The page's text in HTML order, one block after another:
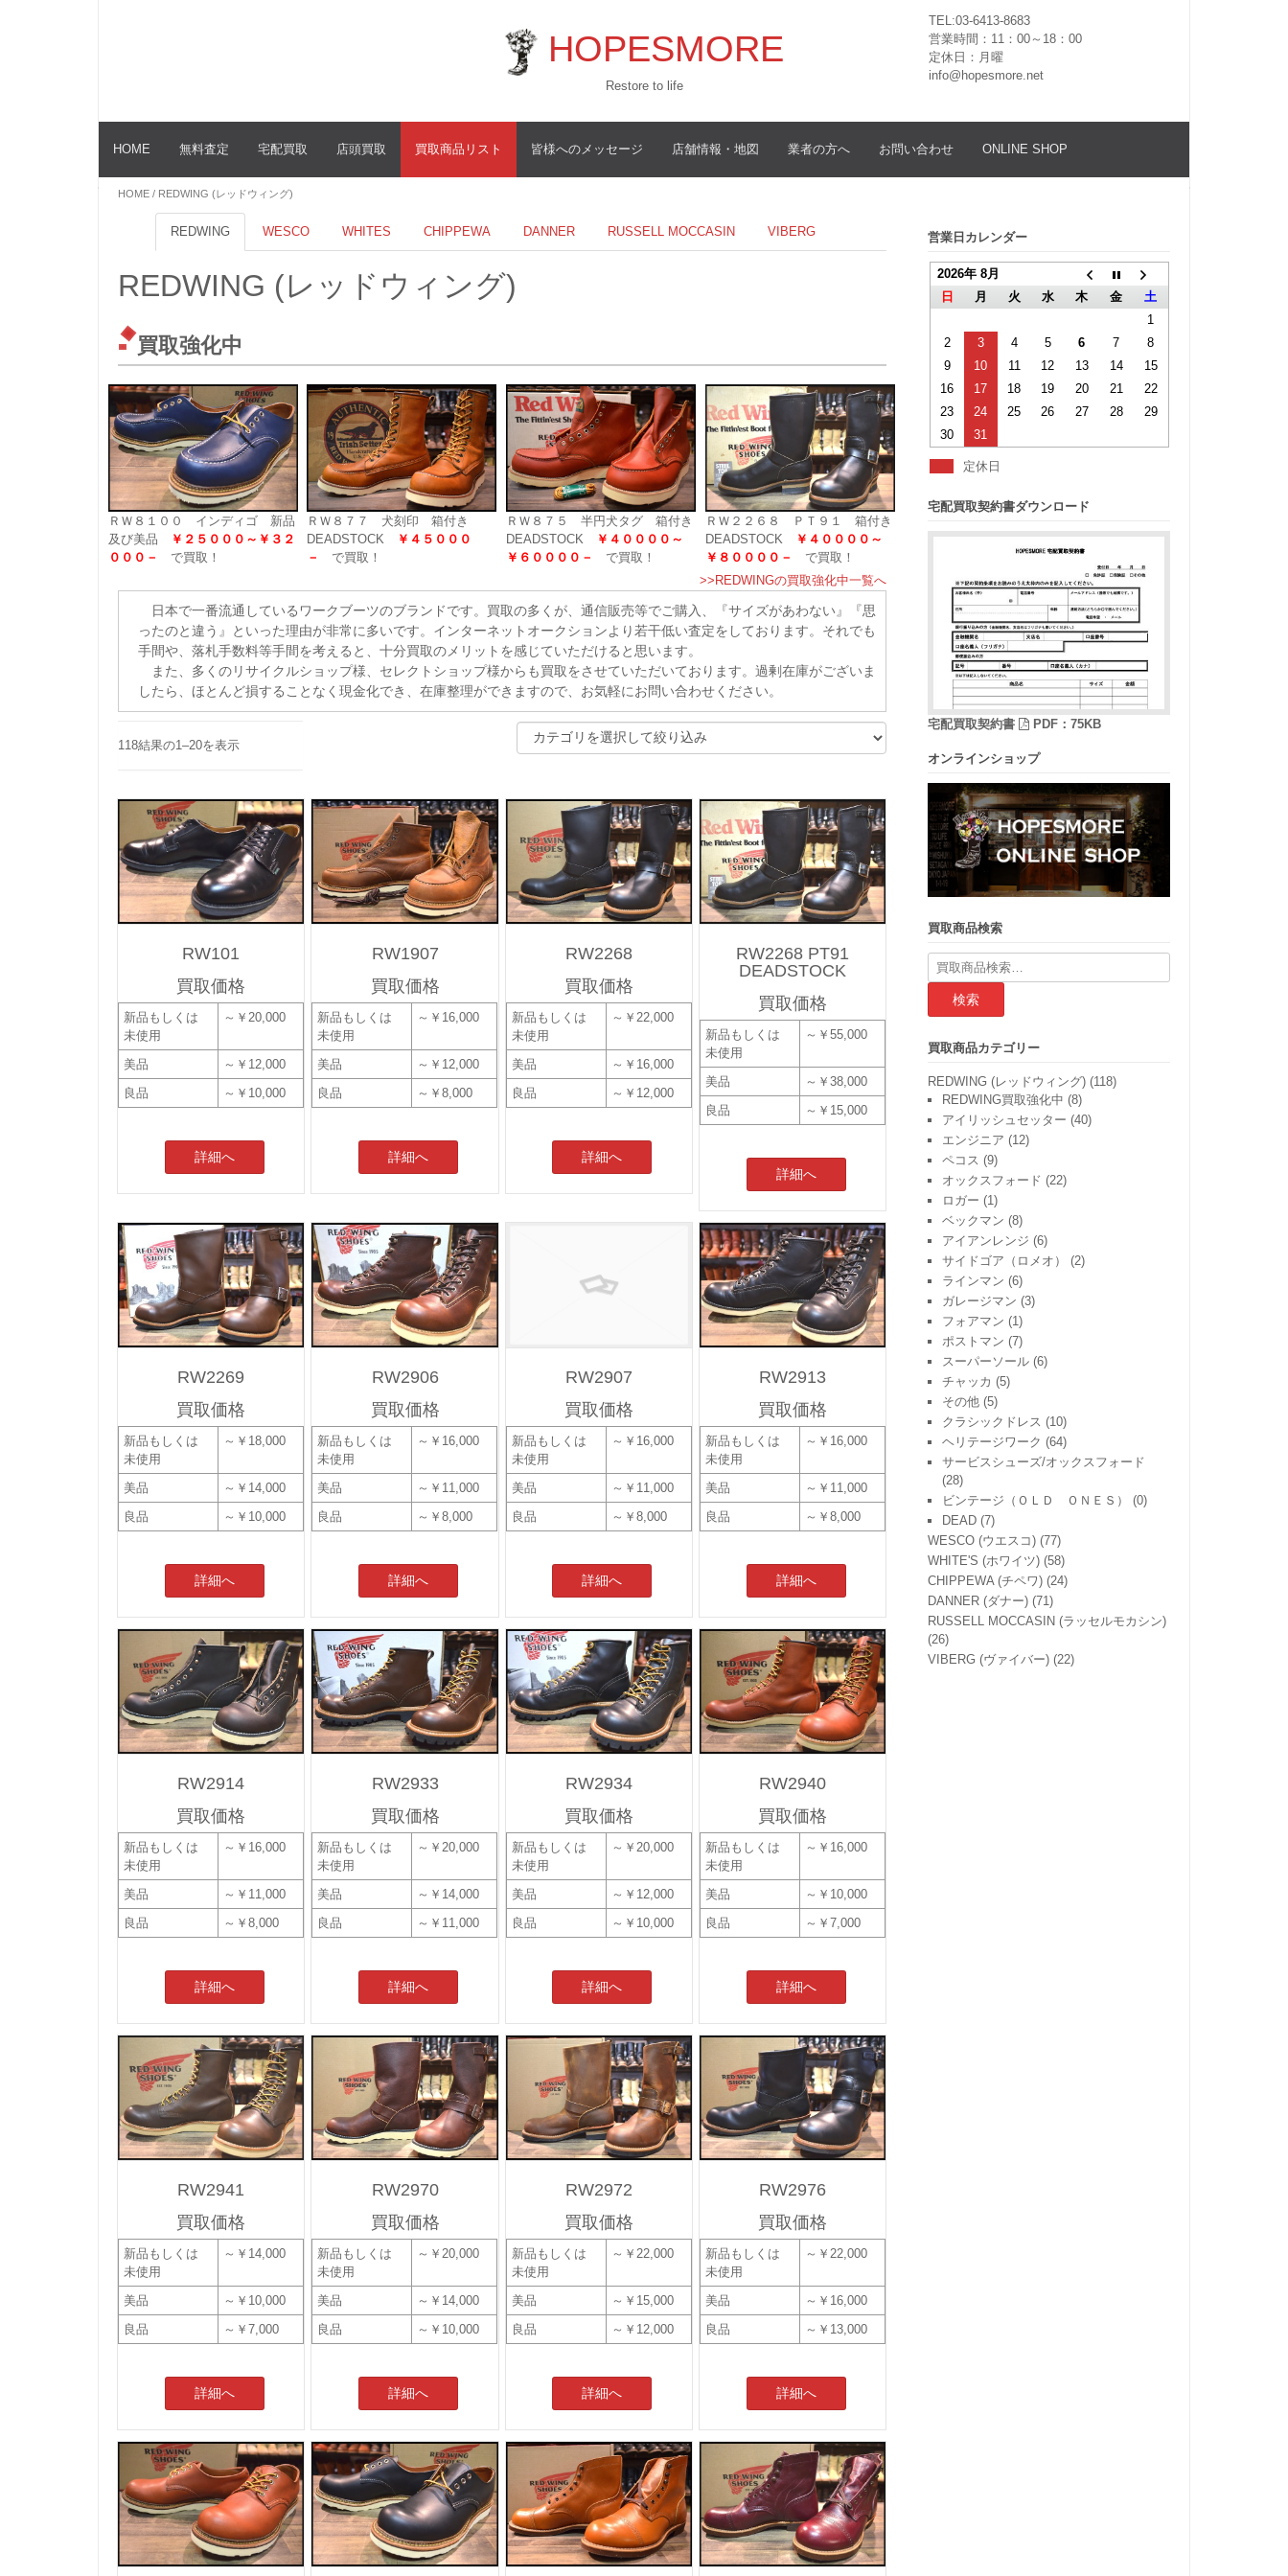
TEL:03-6413-8683
営業時間：11：00～18：00
定休日：月曜
info@hopesmore.net
HOPESMORE
Restore to life
HOME 無料査定 宅配買取 店頭買取 買取商品リスト 皆様へのメッセージ 店舗情報・地図 業者の方へ お問い合わせ ONLINE SHOP
HOME / REDWING (レッドウィング)
REDWING WESCO WHITES CHIPPEWA DANNER RUSSELL MOCCASIN VIBERG
REDWING (レッドウィング)
買取強化中
ＲＷ８１００ インディゴ 新品
及び美品
￥２５０００～￥３２
０００－
で買取！
ＲＷ８７７ 犬刻印 箱付き
DEADSTOCK
￥４５０００
－
で買取！
ＲＷ８７５ 半円犬タグ 箱付き
DEADSTOCK
￥４００００～
￥６００００－
で買取！
ＲＷ２２６８ ＰＴ９１ 箱付き
DEADSTOCK
￥４００００～
￥８００００－
で買取！
>>REDWINGの買取強化中一覧へ
日本で一番流通しているワークブーツのブランドです。買取の多くが、通信販売等でご購入、『サイズがあわない』『思
ったのと違う』といった理由が非常に多いです。インターネットオークションより若干低い査定をしております。それでも
手間や、落札手数料等手間を考えると、十分買取のメリットを感じていただけると思います。
また、多くのリサイクルショップ様、セレクトショップ様からも買取をさせていただいております。過剰在庫がございま
したら、ほとんど損することなく現金化でき、在庫整理ができますので、お気軽にお問い合わせください。
118結果の1–20を表示
RW101
買取価格
新品もしくは
未使用
～￥20,000
美品
～￥12,000
良品
～￥10,000
詳細へ
RW1907
買取価格
新品もしくは
未使用
～￥16,000
美品
～￥12,000
良品
～￥8,000
詳細へ
RW2268
買取価格
新品もしくは
未使用
～￥22,000
美品
～￥16,000
良品
～￥12,000
詳細へ
RW2268 PT91
DEADSTOCK
買取価格
新品もしくは
未使用
～￥55,000
美品
～￥38,000
良品
～￥15,000
詳細へ
RW2269
買取価格
新品もしくは
未使用
～￥18,000
美品
～￥14,000
良品
～￥10,000
詳細へ
RW2906
買取価格
新品もしくは
未使用
～￥16,000
美品
～￥11,000
良品
～￥8,000
詳細へ
RW2907
買取価格
新品もしくは
未使用
～￥16,000
美品
～￥11,000
良品
～￥8,000
詳細へ
RW2913
買取価格
新品もしくは
未使用
～￥16,000
美品
～￥11,000
良品
～￥8,000
詳細へ
RW2914
買取価格
新品もしくは
未使用
～￥16,000
美品
～￥11,000
良品
～￥8,000
詳細へ
RW2933
買取価格
新品もしくは
未使用
～￥20,000
美品
～￥14,000
良品
～￥11,000
詳細へ
RW2934
買取価格
新品もしくは
未使用
～￥20,000
美品
～￥12,000
良品
～￥10,000
詳細へ
RW2940
買取価格
新品もしくは
未使用
～￥16,000
美品
～￥10,000
良品
～￥7,000
詳細へ
RW2941
買取価格
新品もしくは
未使用
～￥14,000
美品
～￥10,000
良品
～￥7,000
詳細へ
RW2970
買取価格
新品もしくは
未使用
～￥20,000
美品
～￥14,000
良品
～￥10,000
詳細へ
RW2972
買取価格
新品もしくは
未使用
～￥22,000
美品
～￥15,000
良品
～￥12,000
詳細へ
RW2976
買取価格
新品もしくは
未使用
～￥22,000
美品
～￥16,000
良品
～￥13,000
詳細へ
営業日カレンダー
2026年 8月
日
月 火 水 木 金
土
1
2
3 4 5 6 7
8
9
10 11 12 13 14
15
16
17 18 19 20 21
22
23
24 25 26 27 28
29
30
31
定休日
宅配買取契約書ダウンロード
宅配買取契約書 PDF：75KB
オンラインショップ
買取商品検索
検
索
果:
買取商品カテゴリー
REDWING (レッドウィング) (118)
REDWING買取強化中 (8)
アイリッシュセッター (40)
エンジニア (12)
ペコス (9)
オックスフォード (22)
ロガー (1)
ベックマン (8)
アイアンレンジ (6)
サイドゴア（ロメオ）
(2)
ラインマン (6)
ガレージマン (3)
フォアマン (1)
ポストマン (7)
スーパーソール (6)
チャッカ (5)
その他 (5)
クラシックドレス (10)
ヘリテージワーク (64)
サービスシューズ/オックスフォード
(28)
ビンテージ（ＯＬＤ ＯＮＥＳ）
(0)
DEAD (7)
WESCO (ウエスコ) (77)
WHITE'S (ホワイツ) (58)
CHIPPEWA (チペワ) (24)
DANNER (ダナー) (71)
RUSSELL MOCCASIN (ラッセルモカシン)
(26)
VIBERG (ヴァイバー) (22)